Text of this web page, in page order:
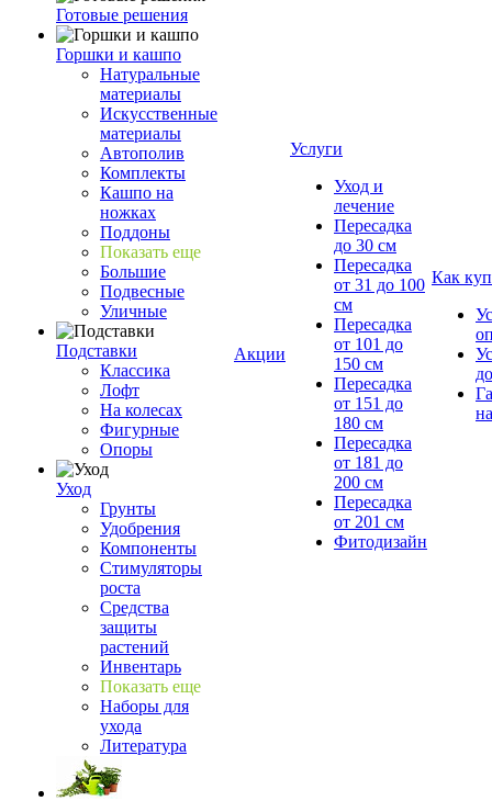
Готовые решения
Горшки и кашпо
Натуральные
материалы
Искусственные
материалы
Автополив
Комплекты
Кашпо на
ножках
Поддоны
Показать еще
Большие
Подвесные
Уличные
Подставки
Классика
Лофт
На колесах
Фигурные
Опоры
Уход
Грунты
Удобрения
Компоненты
Стимуляторы
роста
Средства
защиты
растений
Инвентарь
Показать еще
Наборы для
ухода
Литература
Акции
Услуги
Уход и
лечение
Пересадка
до 30 см
Пересадка
от 31 до 100
см
Пересадка
от 101 до
150 см
Пересадка
от 151 до
180 см
Пересадка
от 181 до
200 см
Пересадка
от 201 см
Фитодизайн
Как